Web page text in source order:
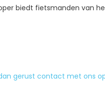
biedt fietsmanden van
gerust contact met ons